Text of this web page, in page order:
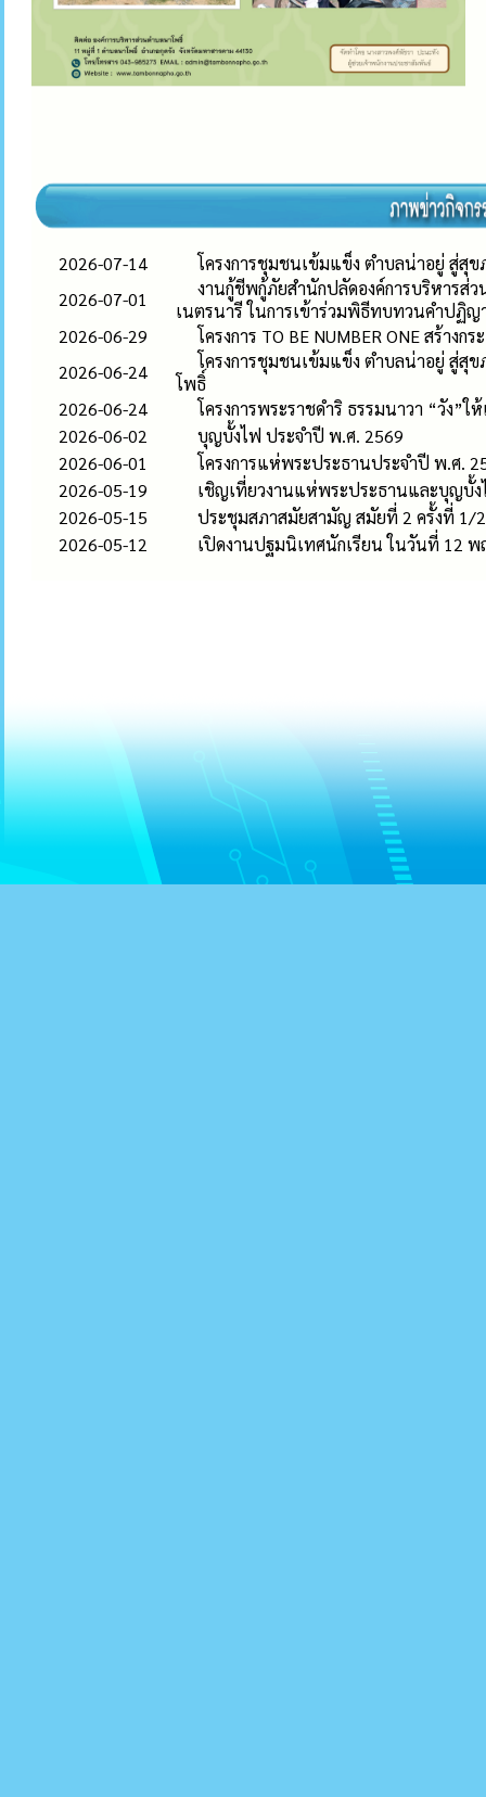
2026-07-14
โครงการชุมชนเข้มแข็ง ตำบลน่าอยู่ สู่สุ
2026-07-01
งานกู้ชีพกู้ภัยสำนักปลัดองค์การบริหารส่ว
เนตรนารี ในการเข้าร่วมพิธีทบทวนคำปฏิ
2026-06-29
โครงการ TO BE NUMBER ONE สร้า
2026-06-24
โครงการชุมชนเข้มแข็ง ตำบลน่าอยู่ สู่สุ
โพธิ์
2026-06-24
โครงการพระราชดำริ ธรรมนาวา “วัง”
2026-06-02
บุญบั้งไฟ ประจำปี พ.ศ. 2569
2026-06-01
โครงการแห่พระประธานประจำปี พ.ศ.
2026-05-19
เชิญเที่ยวงานแห่พระประธานและบุญบั้ง
2026-05-15
ประชุมสภาสมัยสามัญ สมัยที่ 2 ครั้งที่ 1/
2026-05-12
เปิดงานปฐมนิเทศนักเรียน ในวันที่ 12